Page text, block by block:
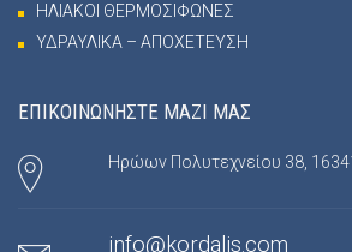
ΗΛΙΑΚΟΙ ΘΕΡΜΟΣΙΦΩΝΕΣ
ΥΔΡΑΥΛΙΚΑ – ΑΠΟΧΕΤΕΥΣΗ
ΕΠΙΚΟΙΝΩΝΗΣΤΕ ΜΑΖΙ ΜΑΣ
Ηρώων Πολυτεχνείου 38,
info@kordalis.com